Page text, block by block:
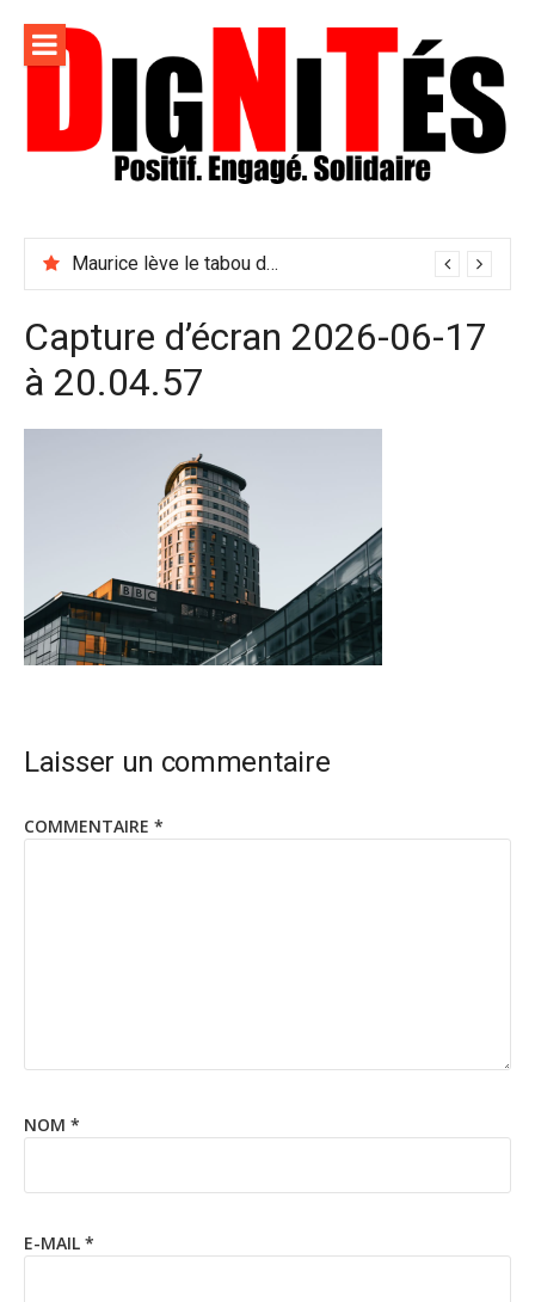
contenu
L'info
sociale,
solidaire
engagée
relayer ce qui fait avancer le monde
Maurice lève le tabou du viol conjugal
Capture d’écran 2026-06-17
à 20.04.57
Laisser un commentaire
COMMENTAIRE *
NOM *
E-MAIL *